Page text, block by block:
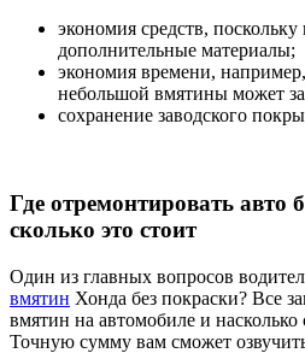
экономия средств,
дополнительные материалы;
экономия времени,
небольшой вмятины может
сохранение заводского
Где отремонтировать авто
сколько это стоит
Один из главных вопросов
вмятин Хонда без покраски? Все
вмятин на автомобиле и
Точную сумму вам сможет